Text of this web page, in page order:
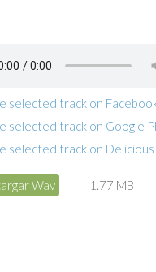
Wav 1.77 MB